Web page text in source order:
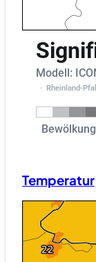
Temperatur